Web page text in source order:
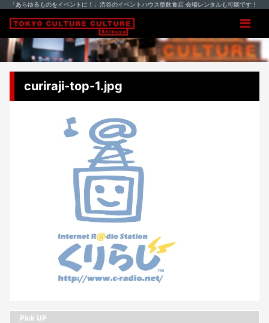
「あらゆるものをイベントに！」渋谷のイベントハウス型飲食店 会場レンタルも可能です！
curiraji-top-1.jpg
Pick UP